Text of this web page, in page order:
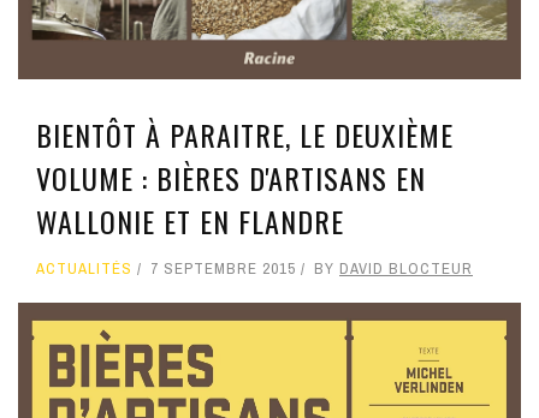
BIENTÔT À PARAITRE, LE DEUXIÈME
VOLUME : BIÈRES D'ARTISANS EN
WALLONIE ET EN FLANDRE
ACTUALITÉS 7 SEPTEMBRE 2015 BY DAVID BLOCTEUR